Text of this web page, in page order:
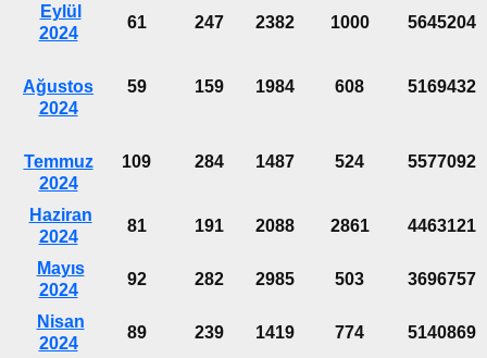
Eylül
2024
61 247 2382 1000 5645204
Ağustos
2024
59 159 1984 608 5169432
Temmuz
2024
109 284 1487 524 5577092
Haziran
2024
81 191 2088 2861 4463121
Mayıs
2024
92 282 2985 503 3696757
Nisan
2024
89 239 1419 774 5140869